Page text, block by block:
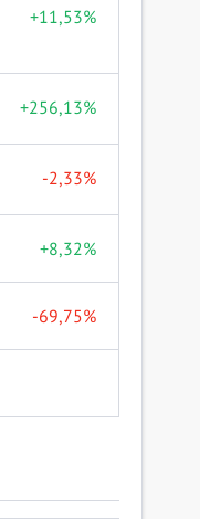
+11,53%
+256,13%
-2,33%
+8,32%
-69,75%